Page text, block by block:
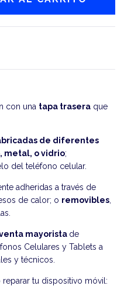
con una tapa trasera que
de diferentes
metal, o vidrio;
del teléfono celular.
adheridas a través de
de calor; o removibles
mayorista de
Celulares y Tablets a
y técnicos.
tu dispositivo móvil: